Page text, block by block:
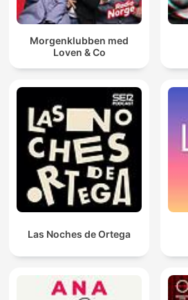
Morgenklubben med
Loven & Co
Las Noches de Ortega